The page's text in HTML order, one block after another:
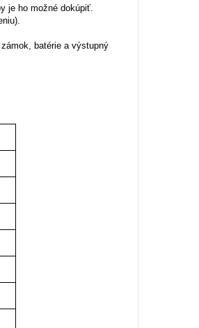
je ho možné dokúpiť.
batérie a výstupný